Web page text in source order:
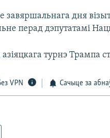
завяршальнага дня
перад дэпутатамі
турнэ Трампа
VPN Сачыце за